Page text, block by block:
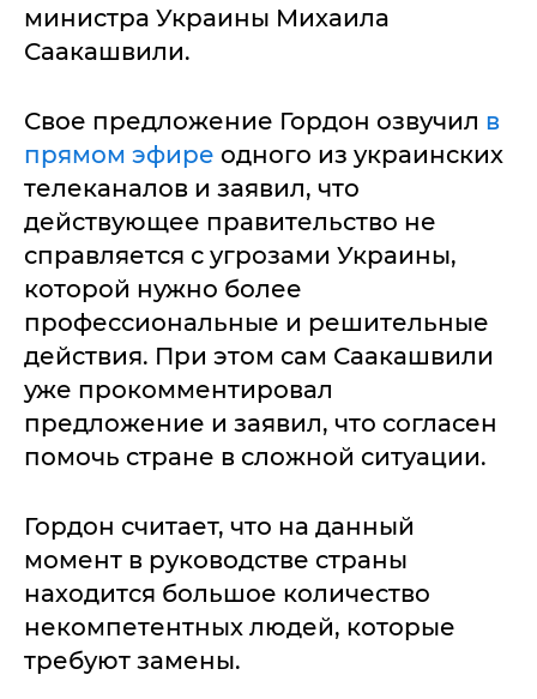
министра Украины Михаила
Саакашвили.
Свое предложение Гордон озвучил в
прямом эфире одного из украинских
телеканалов и заявил, что
действующее правительство не
справляется с угрозами Украины,
которой нужно более
профессиональные и решительные
действия. При этом сам Саакашвили
уже прокомментировал
предложение и заявил, что согласен
помочь стране в сложной ситуации.
Гордон считает, что на данный
момент в руководстве страны
находится большое количество
некомпетентных людей, которые
требуют замены.